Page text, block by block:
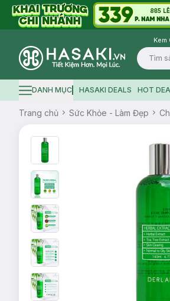
Kem
Logo
Hamburger icon
DANH MỤC HASAKI DEALS HOT
Trang chủ Sức Khỏe - Làm Đẹp